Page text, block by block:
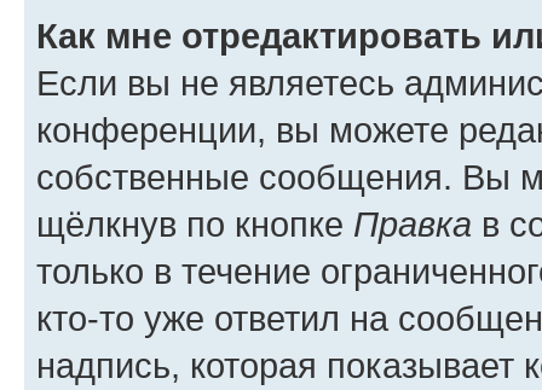
Как мне отредактировать
Если вы не являетесь
конференции, вы можете
собственные сообщения. Вы
щёлкнув по кнопке Правка в
только в течение
кто-то уже ответил на
надпись, которая показывает